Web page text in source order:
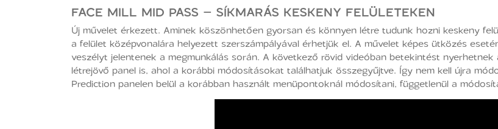
FACE MILL MID PASS – SÍKMARÁS KESKENY FELÜLETEKEN
Új művelet érkezett. Aminek köszönhetően gyorsan és könnyen létre tudunk hozni keskeny
a felület középvonalára helyezett szerszámpályával érhetjük el. A művelet képes ütközés
veszélyt jelentenek a megmunkálás során. A következő rövid videóban betekintést
létrejövő panel is, ahol a korábbi módosításokat találhatjuk összegyűjtve. Így nem kell újra
Prediction panelen belül a korábban használt menüpontoknál módosítani, függetlenül a